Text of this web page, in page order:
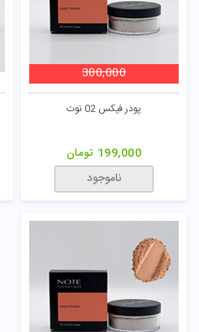
پودر فیکس 02 نوت
380,000
199,000 تومان
ناموجود